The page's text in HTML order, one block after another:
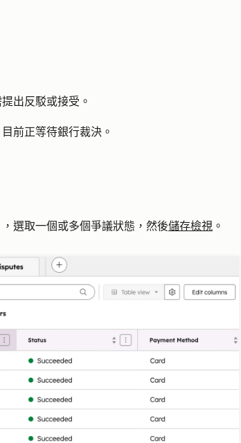
出反駁或接受。
前正等待銀行裁決。
，選取一個或多個爭議狀態 ，然後儲存檢視 。